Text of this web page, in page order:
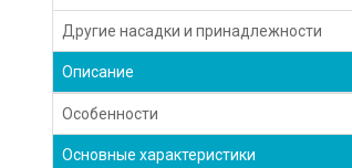
Другие насадки и принадлежности
Описание
Особенности
Основные характеристики